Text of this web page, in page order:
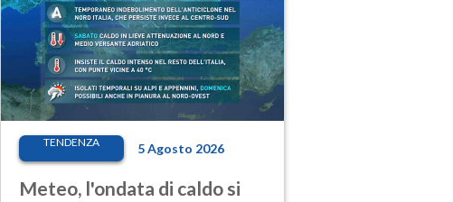
TENDENZA 5 Agosto 2026
Meteo, l'ondata di caldo si